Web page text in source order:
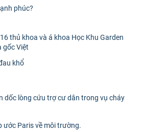
phúc?
thủ khoa và á khoa Học Khu Garden
gốc Việt
khổ
dốc lòng cứu trợ cư dân trong vụ cháy
ước Paris về môi trường.